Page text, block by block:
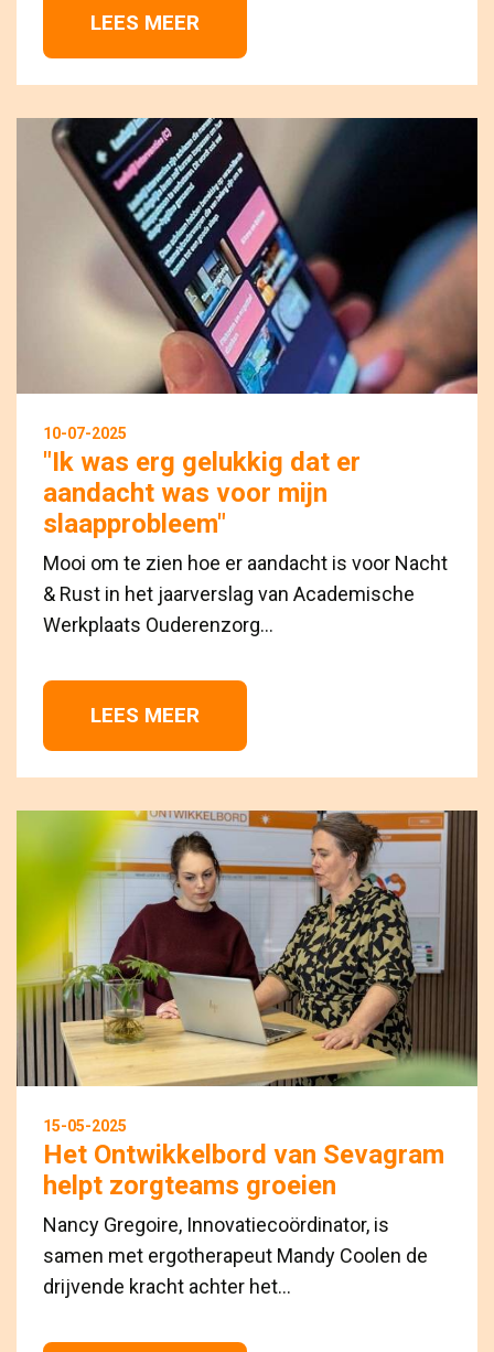
LEES MEER
10-07-2025
"Ik was erg gelukkig dat er
aandacht was voor mijn
slaapprobleem"
Mooi om te zien hoe er aandacht is voor Nacht
& Rust in het jaarverslag van Academische
Werkplaats Ouderenzorg...
LEES MEER
15-05-2025
Het Ontwikkelbord van Sevagram
helpt zorgteams groeien
Nancy Gregoire, Innovatiecoördinator, is
samen met ergotherapeut Mandy Coolen de
drijvende kracht achter het...